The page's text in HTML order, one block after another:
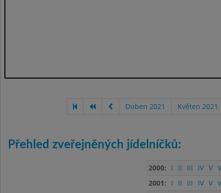
Duben 2021 Květen 2021
Přehled zveřejněných jídelníčků:
2000: I II III IV V
2001:
I II III IV V